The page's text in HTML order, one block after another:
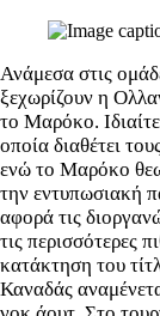
Ανάμεσα στις
ξεχωρίζουν η
το Μαρόκο.
οποία διαθέτει
ενώ το Μαρόκο
την εντυπωσιακή
αφορά τις
τις περισσότερες
κατάκτηση του
Καναδάς